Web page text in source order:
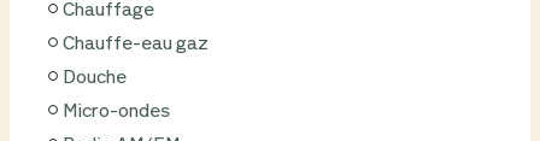
Chauffage
Chauffe-eau gaz
Douche
Micro-ondes